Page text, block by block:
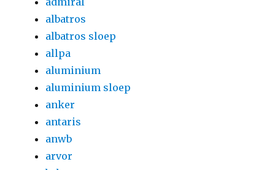
albatros
albatros sloep
allpa
aluminium
aluminium sloep
anker
antaris
anwb
arvor